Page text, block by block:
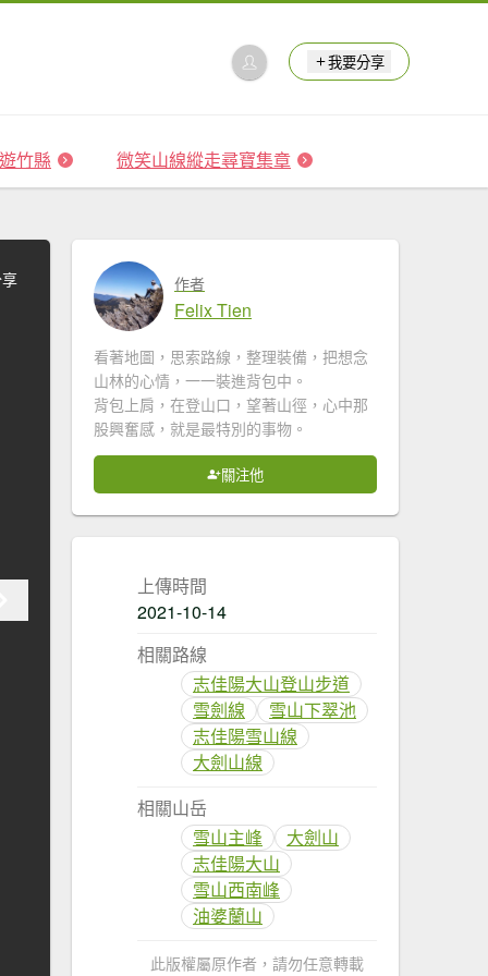
我要分享
竹縣 微笑山線縱走尋寶集章
作者
Felix Tien
看著地圖，思索路線，整理裝備，把想念
山林的心情，一一裝進背包中。
背包上肩，在登山口，望著山徑，心中那
股興奮感，就是最特別的事物。
關注他
上傳時間
2021-10-14
相關路線
志佳陽大山登山步道
雪劍線
雪山下翠池
志佳陽雪山線
大劍山線
相關山岳
雪山主峰
大劍山
志佳陽大山
雪山西南峰
油婆蘭山
此版權屬原作者，請勿任意轉載